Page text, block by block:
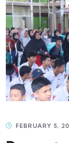
FEBRUARY 5,